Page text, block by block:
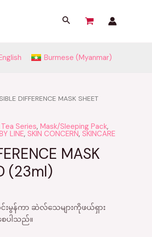
Search
Burmese (Myanmar)
DIFFERENCE MASK SHEET
Series, Mask/Sleeping Pack,
LINE, SKIN CONCERN, SKINCARE
MASK
(23ml)
မွန်ကာ ဆဲလ်သေများကိုဖယ်ရှား
ေပါသည်။